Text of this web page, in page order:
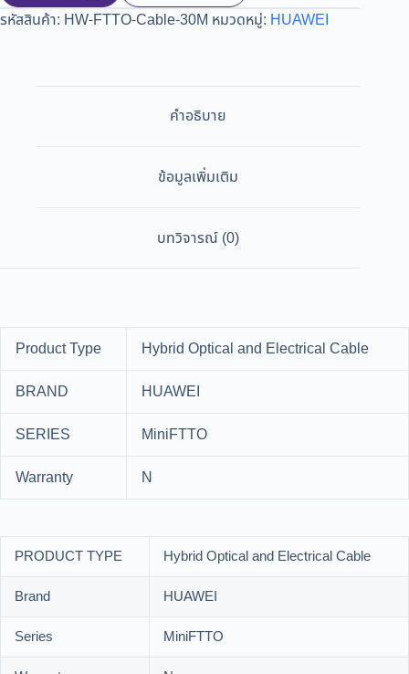
รหัสสินค้า: HW-FTTO-Cable-30M หมวดหมู่: HUAWEI
คำอธิบาย
ข้อมูลเพิ่มเติม
บทวิจารณ์ (0)
Product Type
Hybrid Optical and Electrical Cable
BRAND
HUAWEI
SERIES
MiniFTTO
Warranty
N
PRODUCT TYPE
Hybrid Optical and Electrical Cable
Brand
HUAWEI
Series
MiniFTTO